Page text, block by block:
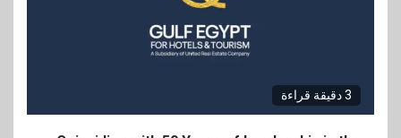
3 دقيقة قراءة